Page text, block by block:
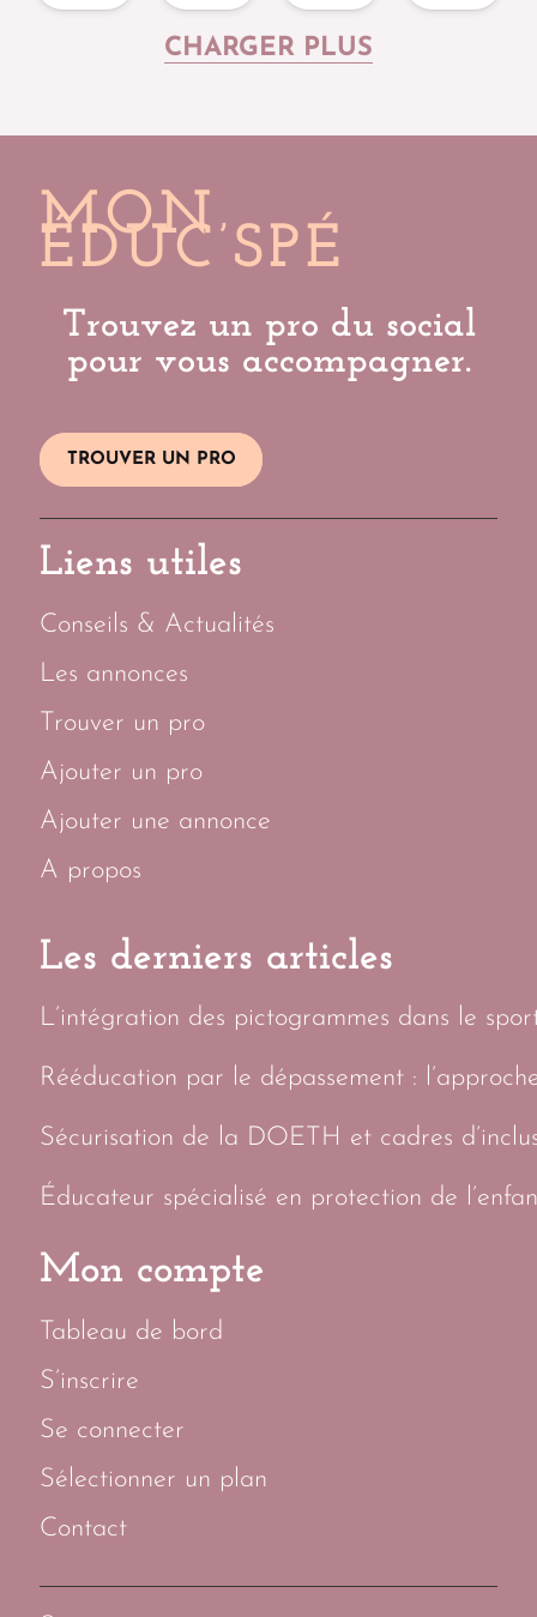
CHARGER PLUS
MON
ÉDUC’SPÉ
Trouvez un pro du social
pour vous accompagner.
TROUVER UN PRO
Liens utiles
Conseils & Actualités
Les annonces
Trouver un pro
Ajouter un pro
Ajouter une annonce
A propos
Les derniers articles
L’intégration des pictogrammes dans le
Rééducation par le dépassement :
Sécurisation de la DOETH et cadres
Éducateur spécialisé en protection de
Mon compte
Tableau de bord
S’inscrire
Se connecter
Sélectionner un plan
Contact